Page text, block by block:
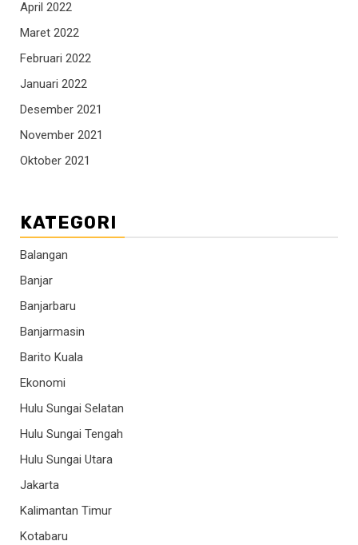
April 2022
Maret 2022
Februari 2022
Januari 2022
Desember 2021
November 2021
Oktober 2021
KATEGORI
Balangan
Banjar
Banjarbaru
Banjarmasin
Barito Kuala
Ekonomi
Hulu Sungai Selatan
Hulu Sungai Tengah
Hulu Sungai Utara
Jakarta
Kalimantan Timur
Kotabaru